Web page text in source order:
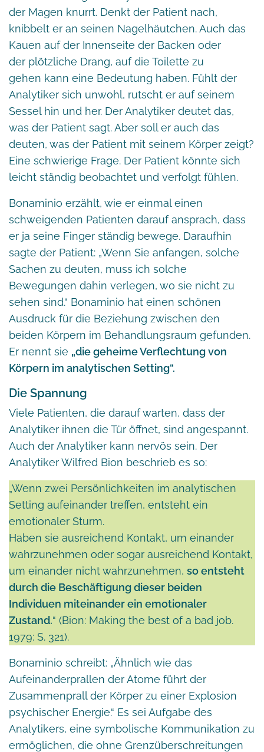
der Magen knurrt. Denkt der Patient nach,
knibbelt er an seinen Nagelhäutchen. Auch das
Kauen auf der Innenseite der Backen oder
der plötzliche Drang, auf die Toilette zu
gehen kann eine Bedeutung haben. Fühlt der
Analytiker sich unwohl, rutscht er auf seinem
Sessel hin und her. Der Analytiker deutet das,
was der Patient sagt. Aber soll er auch das
deuten, was der Patient mit seinem Körper zeigt?
Eine schwierige Frage. Der Patient könnte sich
leicht ständig beobachtet und verfolgt fühlen.
Bonaminio erzählt, wie er einmal einen
schweigenden Patienten darauf ansprach, dass
er ja seine Finger ständig bewege. Daraufhin
sagte der Patient: „Wenn Sie anfangen, solche
Sachen zu deuten, muss ich solche
Bewegungen dahin verlegen, wo sie nicht zu
sehen sind.“ Bonaminio hat einen schönen
Ausdruck für die Beziehung zwischen den
beiden Körpern im Behandlungsraum gefunden.
Er nennt sie „die geheime Verflechtung von
Körpern im analytischen Setting“.
Die Spannung
Viele Patienten, die darauf warten, dass der
Analytiker ihnen die Tür öffnet, sind angespannt.
Auch der Analytiker kann nervös sein. Der
Analytiker Wilfred Bion beschrieb es so:
„Wenn zwei Persönlichkeiten im analytischen
Setting aufeinander treffen, entsteht ein
emotionaler Sturm.
Haben sie ausreichend Kontakt, um einander
wahrzunehmen oder sogar ausreichend Kontakt,
um einander nicht wahrzunehmen, so entsteht
durch die Beschäftigung dieser beiden
Individuen miteinander ein emotionaler
Zustand.“ (Bion: Making the best of a bad job.
1979: S. 321).
Bonaminio schreibt: „Ähnlich wie das
Aufeinanderprallen der Atome führt der
Zusammenprall der Körper zu einer Explosion
psychischer Energie.“ Es sei Aufgabe des
Analytikers, eine symbolische Kommunikation zu
ermöglichen, die ohne Grenzüberschreitungen